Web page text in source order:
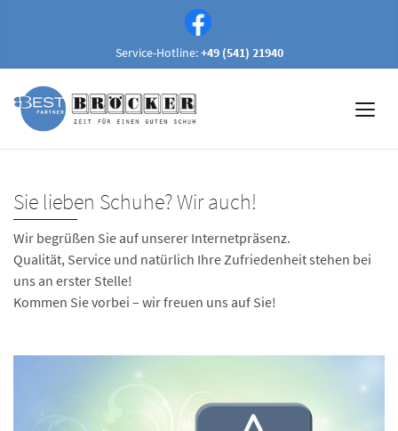
Service-Hotline:+49 (541) 21940
Sie lieben Schuhe? Wir auch!
Wir begrüßen Sie auf unserer Internetpräsenz.
Qualität, Service und natürlich Ihre Zufriedenheit stehen bei
uns an erster Stelle!
Kommen Sie vorbei – wir freuen uns auf Sie!